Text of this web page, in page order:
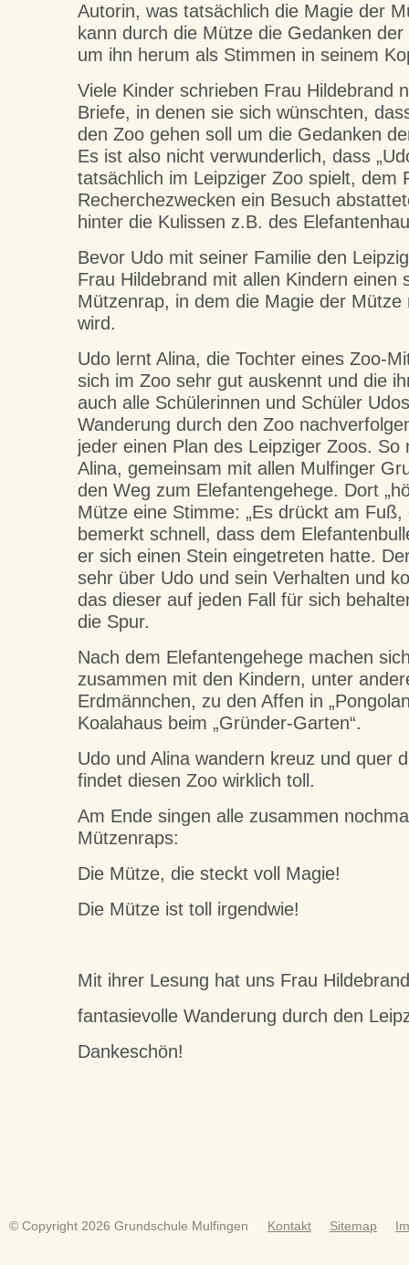
Autorin, was tatsächlich die Magie der
kann durch die Mütze die Gedanken
um ihn herum als Stimmen in seinem
Viele Kinder schrieben Frau Hildebrand
Briefe, in denen sie sich wünschten,
den Zoo gehen soll um die Gedanken
Es ist also nicht verwunderlich, dass
tatsächlich im Leipziger Zoo spielt, dem
Recherchezwecken ein Besuch
hinter die Kulissen z.B. des
Bevor Udo mit seiner Familie den
Frau Hildebrand mit allen Kindern einen
Mützenrap, in dem die Magie der Mütze
wird.
Udo lernt Alina, die Tochter eines Zoo-
sich im Zoo sehr gut auskennt und die
auch alle Schülerinnen und Schüler
Wanderung durch den Zoo
jeder einen Plan des Leipziger Zoos. So
Alina, gemeinsam mit allen Mulfinger
den Weg zum Elefantengehege. Dort
Mütze eine Stimme: „Es drückt am Fuß,
bemerkt schnell, dass dem
er sich einen Stein eingetreten hatte.
sehr über Udo und sein Verhalten und
das dieser auf jeden Fall für sich
die Spur.
Nach dem Elefantengehege machen
zusammen mit den Kindern, unter
Erdmännchen, zu den Affen in
Koalahaus beim „Gründer-Garten“.
Udo und Alina wandern kreuz und quer
findet diesen Zoo wirklich toll.
Am Ende singen alle zusammen
Mützenraps:
Die Mütze, die steckt voll Magie!
Die Mütze ist toll irgendwie!
Mit ihrer Lesung hat uns Frau
fantasievolle Wanderung durch den
Dankeschön!
© Copyright 2026 Grundschule Mulfingen Kontakt Sitemap